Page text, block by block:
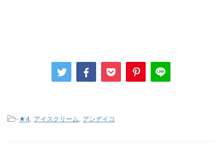
-★4 アイスクリーム アンデイコ